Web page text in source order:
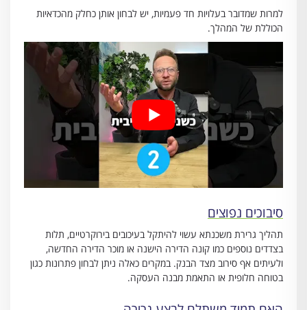
למרות שמדובר בעלויות חד פעמיות, יש לבחון אותן כחלק מהכדאיות
הכוללת של המהלך.
סיבוכים נפוצים
תהליך גרירת משכנתא עשוי להיתקל בעיכובים בירוקרטיים, תלות
בצדדים נוספים כמו קונה הדירה הישנה או מוכר הדירה החדשה,
ולעיתים אף סירוב מצד הבנק. במקרים כאלה ניתן לבחון פתרונות כגון
בטוחה חלופית או התאמת מבנה העסקה.